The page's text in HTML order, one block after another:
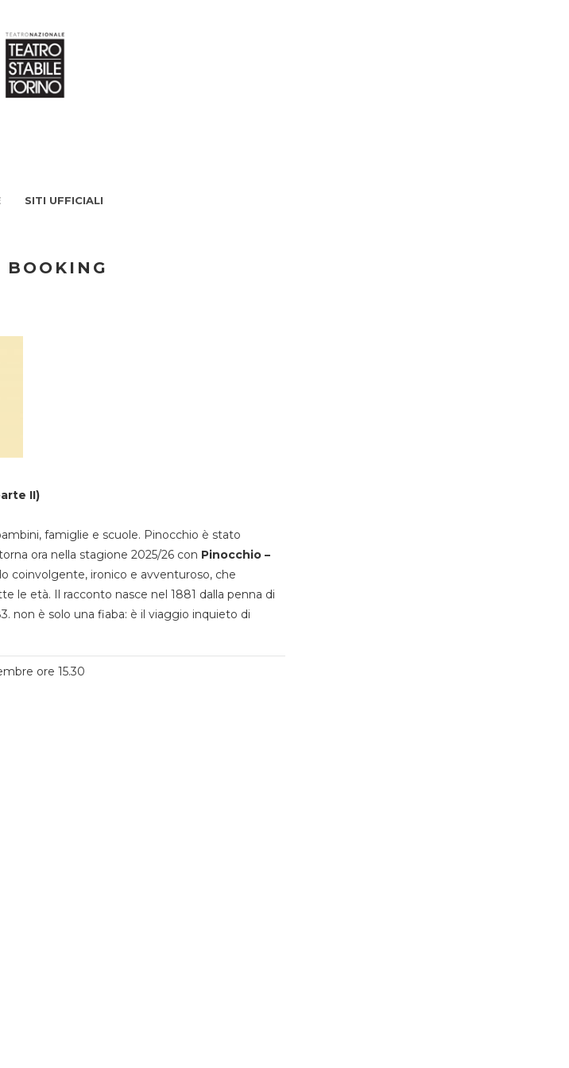
SITI UFFICIALI
BOOKING
II)
famiglie e scuole. Pinocchio è stato
ora nella stagione 2025/26 con Pinocchio –
coinvolgente, ironico e avventuroso, che
le età. Il racconto nasce nel 1881 dalla penna di
non è solo una fiaba: è il viaggio inquieto di
ore 15.30